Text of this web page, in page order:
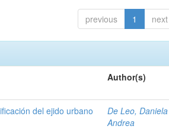
previous 1 next
Author(s)
del ejido urbano
De Leo, Daniela
Andrea